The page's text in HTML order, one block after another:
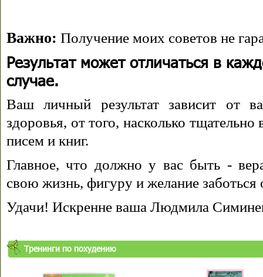
Важно: Получение моих советов не
Результат может отличаться в
случае.
Ваш личный результат зависит от
здоровья, от того, насколько
писем и книг.
Главное, что должно у вас быть -
свою жизнь, фигуру и желание заботься
Удачи! Искренне ваша Людмила
Тренинги по похудению